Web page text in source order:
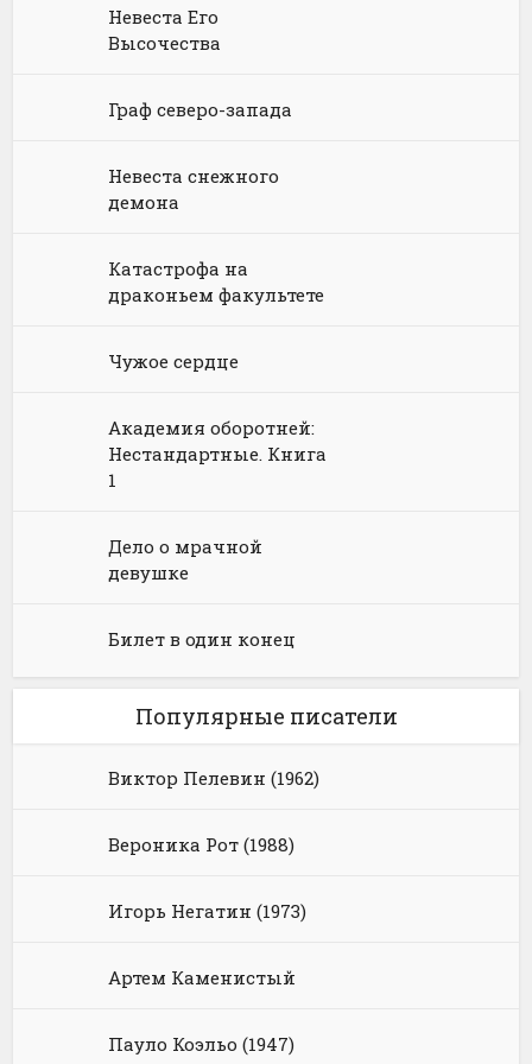
Научная фантастика
Юмористическая фантастика
Любовное фэнтези
Фэнтези про драконов
Невеста Его
Высочества
Граф северо-запада
Невеста снежного
демона
Катастрофа на
драконьем факультете
Чужое сердце
Академия оборотней:
Нестандартные. Книга
1
Дело о мрачной
девушке
Билет в один конец
Популярные писатели
Виктор Пелевин (1962)
Вероника Рот (1988)
Игорь Негатин (1973)
Артем Каменистый
Пауло Коэльо (1947)